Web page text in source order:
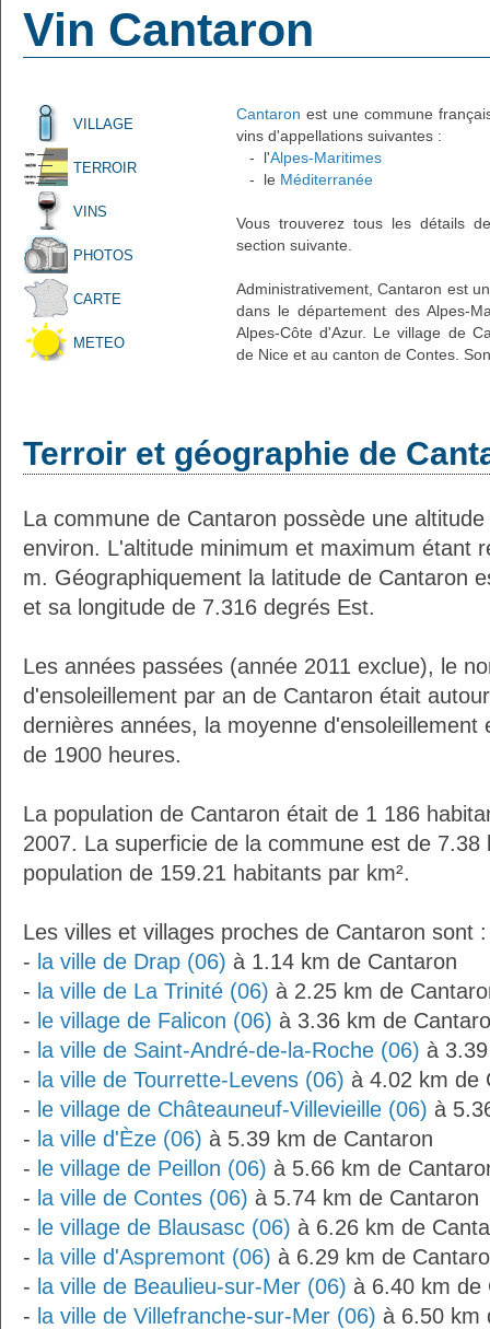
Vin Cantaron
VILLAGE
TERROIR
VINS
PHOTOS
CARTE
METEO
Cantaron est une commune
vins d'appellations suivantes :
- l'Alpes-Maritimes
- le Méditerranée
Vous trouverez tous les détails
section suivante.
Administrativement, Cantaron est
dans le département des Alpes-
Alpes-Côte d'Azur. Le village de
de Nice et au canton de Contes.
Terroir et géographie de
La commune de Cantaron possède une
environ. L'altitude minimum et maximum étant
m. Géographiquement la latitude de Cantaron
et sa longitude de 7.316 degrés Est.
Les années passées (année 2011 exclue), le
d'ensoleillement par an de Cantaron était
dernières années, la moyenne d'ensoleillement
de 1900 heures.
La population de Cantaron était de 1 186
2007. La superficie de la commune est de 7.38
population de 159.21 habitants par km².
Les villes et villages proches de Cantaron sont :
- la ville de Drap (06) à 1.14 km de Cantaron
- la ville de La Trinité (06) à 2.25 km de
- le village de Falicon (06) à 3.36 km de
- la ville de Saint-André-de-la-Roche (06) à
- la ville de Tourrette-Levens (06) à 4.02 km de
- le village de Châteauneuf-Villevieille (06) à
- la ville d'Èze (06) à 5.39 km de Cantaron
- le village de Peillon (06) à 5.66 km de
- la ville de Contes (06) à 5.74 km de Cantaron
- le village de Blausasc (06) à 6.26 km de
- la ville d'Aspremont (06) à 6.29 km de
- la ville de Beaulieu-sur-Mer (06) à 6.40 km de
- la ville de Villefranche-sur-Mer (06) à 6.50 km